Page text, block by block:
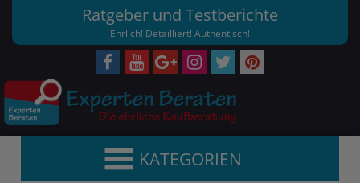
Ratgeber und Testberichte
Ehrlich! Detailliert! Authentisch!
KATEGORIEN